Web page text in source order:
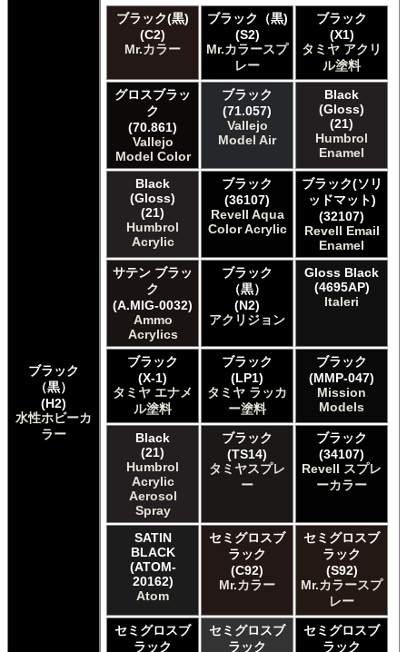
ブラック
（黒）
(H2)
水性ホビーカ
ラー
ブラック(黒)
(C2)
Mr.カラー
ブラック（黒)
(S2)
Mr.カラースプ
レー
ブラック
(X1)
タミヤ アクリ
ル塗料
グロスブラッ
ク
(70.861)
Vallejo
Model Color
ブラック
(71.057)
Vallejo
Model Air
Black
(Gloss)
(21)
Humbrol
Enamel
Black
(Gloss)
(21)
Humbrol
Acrylic
ブラック
(36107)
Revell Aqua
Color Acrylic
ブラック(ソリ
ッドマット)
(32107)
Revell Email
Enamel
サテン ブラッ
ク
(A.MIG-0032)
Ammo
Acrylics
ブラック
（黒）
(N2)
アクリジョン
Gloss Black
(4695AP)
Italeri
ブラック
(X-1)
タミヤ エナメ
ル塗料
ブラック
(LP1)
タミヤ ラッカ
ー塗料
ブラック
(MMP-047)
Mission
Models
Black
(21)
Humbrol
Acrylic
Aerosol
Spray
ブラック
(TS14)
タミヤスプレ
ー
ブラック
(34107)
Revell スプレ
ーカラー
SATIN
BLACK
(ATOM-
20162)
Atom
セミグロスブ
ラック
(C92)
Mr.カラー
セミグロスブ
ラック
(S92)
Mr.カラースプ
レー
セミグロスブ
ラック
セミグロスブ
ラック
セミグロスブ
ラック